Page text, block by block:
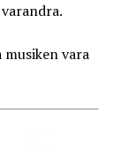
vara